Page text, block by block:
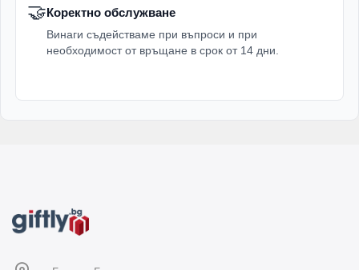
🤝Коректно обслужване
Винаги съдействаме при въпроси и при
необходимост от връщане в срок от 14 дни.